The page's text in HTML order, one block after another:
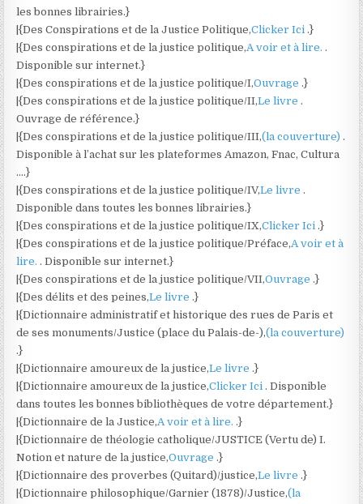
les bonnes librairies.}
|{Des Conspirations et de la Justice Politique,Clicker Ici.}
|{Des conspirations et de la justice politique,A voir et à lire..
Disponible sur internet.}
|{Des conspirations et de la justice politique/I,Ouvrage.}
|{Des conspirations et de la justice politique/II,Le livre.
Ouvrage de référence.}
|{Des conspirations et de la justice politique/III,(la couverture).
Disponible à l’achat sur les plateformes Amazon, Fnac, Cultura
….}
|{Des conspirations et de la justice politique/IV,Le livre.
Disponible dans toutes les bonnes librairies.}
|{Des conspirations et de la justice politique/IX,Clicker Ici.}
|{Des conspirations et de la justice politique/Préface,A voir et à
lire.. Disponible sur internet.}
|{Des conspirations et de la justice politique/VII,Ouvrage.}
|{Des délits et des peines,Le livre.}
|{Dictionnaire administratif et historique des rues de Paris et
de ses monuments/Justice (place du Palais-de-),(la couverture)
.}
|{Dictionnaire amoureux de la justice,Le livre.}
|{Dictionnaire amoureux de la justice,Clicker Ici. Disponible
dans toutes les bonnes bibliothèques de votre département.}
|{Dictionnaire de la Justice,A voir et à lire..}
|{Dictionnaire de théologie catholique/JUSTICE (Vertu de) I.
Notion et nature de la justice,Ouvrage.}
|{Dictionnaire des proverbes (Quitard)/justice,Le livre.}
|{Dictionnaire philosophique/Garnier (1878)/Justice,(la